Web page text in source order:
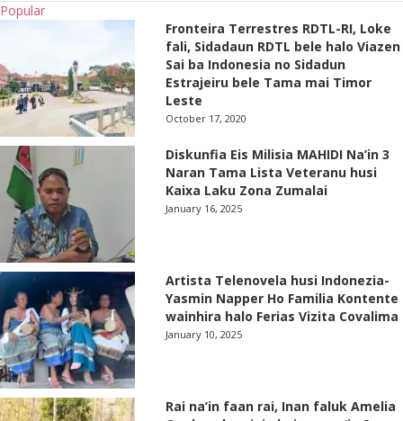
Popular
Fronteira Terrestres RDTL-RI, Loke
fali, Sidadaun RDTL bele halo Viazen
Sai ba Indonesia no Sidadun
Estrajeiru bele Tama mai Timor
Leste
October 17, 2020
Diskunfia Eis Milisia MAHIDI Na’in 3
Naran Tama Lista Veteranu husi
Kaixa Laku Zona Zumalai
January 16, 2025
Artista Telenovela husi Indonezia-
Yasmin Napper Ho Familia Kontente
wainhira halo Ferias Vizita Covalima
January 10, 2025
Rai na’in faan rai, Inan faluk Amelia